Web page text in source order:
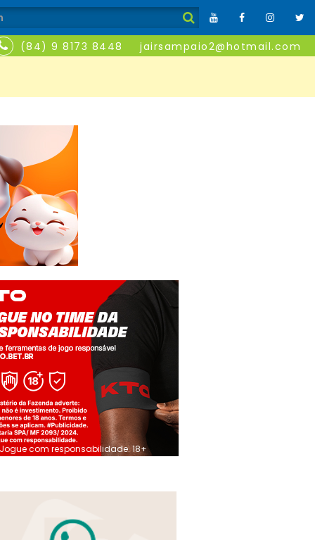
(84) 9 8173 8448 jairsampaio2@hotmail.com
Jogue com responsabilidade. 18+